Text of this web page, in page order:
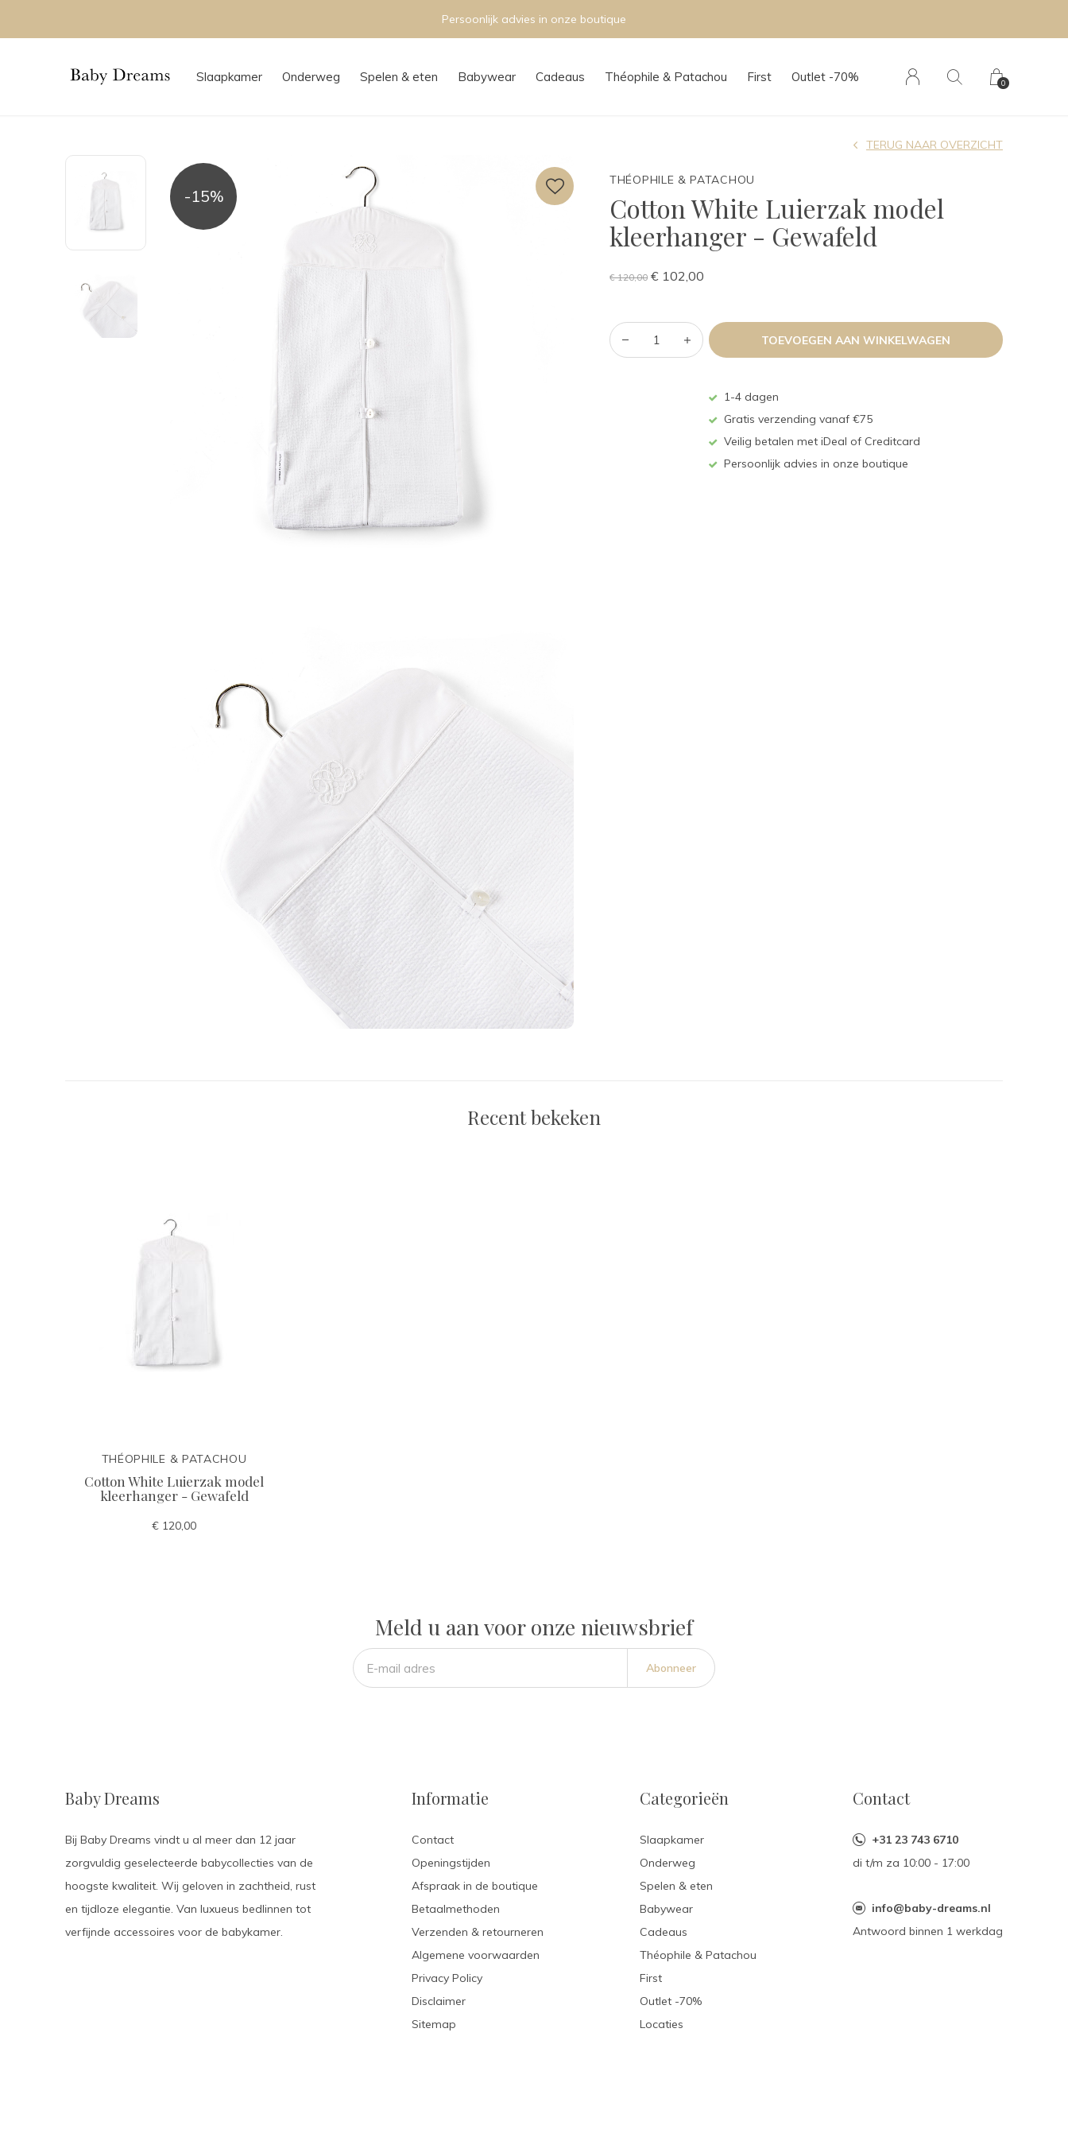
Slaapkamer Onderweg Spelen & eten Babywear Cadeaus Théophile & Patachou First Outlet -70% 0
Persoonlijk advies in onze boutique
-15%
THÉOPHILE & PATACHOU
Cotton White Luierzak model
kleerhanger - Gewafeld
TERUG NAAR OVERZICHT
€ 120,00 € 102,00
TOEVOEGEN AAN WINKELWAGEN
1-4 dagen
Gratis verzending vanaf €75
Veilig betalen met iDeal of Creditcard
Persoonlijk advies in onze boutique
Recent bekeken
THÉOPHILE & PATACHOU
Cotton White Luierzak model
kleerhanger - Gewafeld
€ 120,00
Meld u aan voor onze nieuwsbrief
Abonneer
Baby Dreams
Bij Baby Dreams vindt u al meer dan 12 jaar
zorgvuldig geselecteerde babycollecties van de
hoogste kwaliteit. Wij geloven in zachtheid, rust
en tijdloze elegantie. Van luxueus bedlinnen tot
verfijnde accessoires voor de babykamer.
Informatie
Contact
Openingstijden
Afspraak in de boutique
Betaalmethoden
Verzenden & retourneren
Algemene voorwaarden
Privacy Policy
Disclaimer
Sitemap
Categorieën
Slaapkamer
Onderweg
Spelen & eten
Babywear
Cadeaus
Théophile & Patachou
First
Outlet -70%
Locaties
Contact
+31 23 743 6710
di t/m za 10:00 - 17:00
info@baby-dreams.nl
Antwoord binnen 1 werkdag